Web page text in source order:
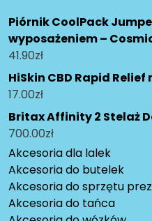
Piórnik CoolPack
wyposażeniem –
41.90zł
HiSkin CBD Rapid Relief
17.00zł
Britax Affinity 2 Stelaż
700.00zł
Akcesoria dla lalek
Akcesoria do butelek
Akcesoria do sprzętu
Akcesoria do tańca